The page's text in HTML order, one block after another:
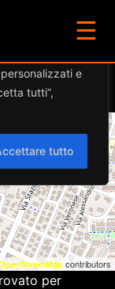
e
tutti”,
tutto
☰
contributors
per